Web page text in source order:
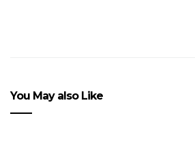
You May also Like